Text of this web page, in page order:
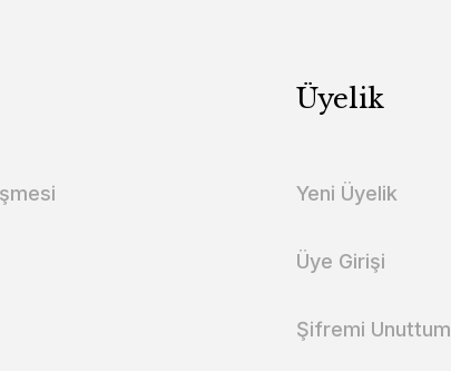
Üyelik
Yeni Üyelik
Üye Girişi
Şifremi Unuttum